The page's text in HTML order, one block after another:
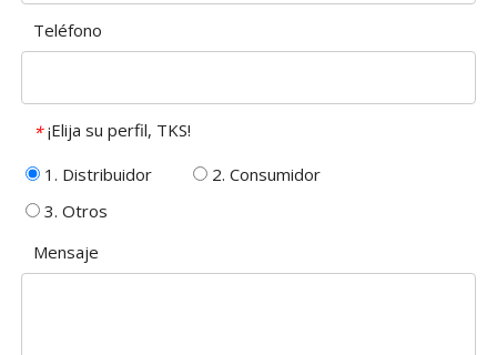
Teléfono
* ¡Elija su perfil, TKS!
1. Distribuidor
2. Consumidor
3. Otros
Mensaje